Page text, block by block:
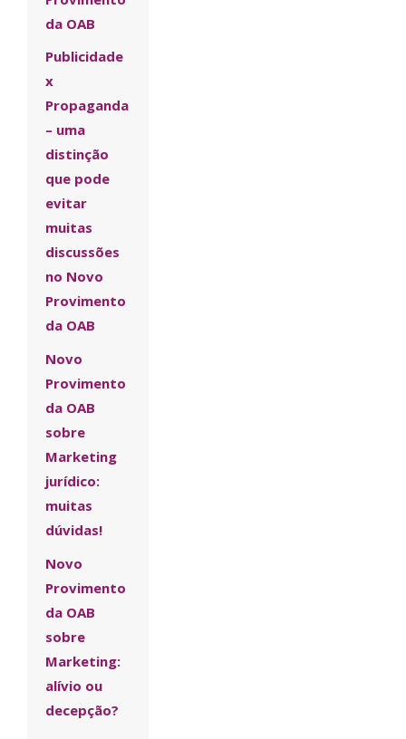
da OAB
Publicidade
x
Propaganda
– uma
distinção
que pode
evitar
muitas
discussões
no Novo
Provimento
da OAB
Novo
Provimento
da OAB
sobre
Marketing
jurídico:
muitas
dúvidas!
Novo
Provimento
da OAB
sobre
Marketing:
alívio ou
decepção?